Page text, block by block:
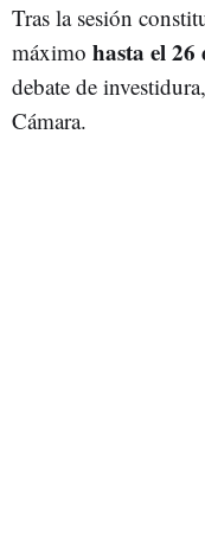
Tras la sesión
máximo hasta el
debate de
Cámara.